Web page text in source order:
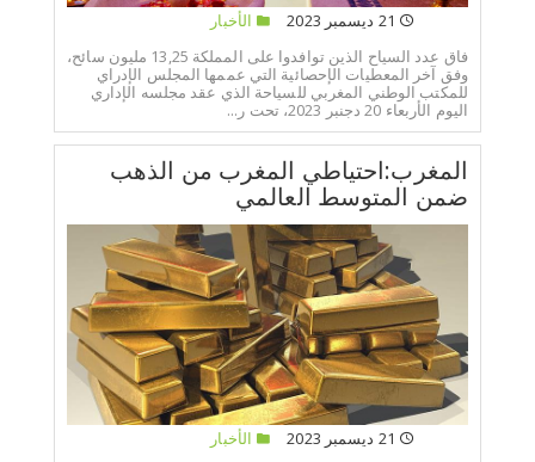
الأخبار
فاق عدد السياح الذين توافدوا على المملكة 13,25 مليون سائح،
وفق آخر المعطيات الإحصائية التي عممها المجلس الإدراي
للمكتب الوطني المغربي للسياحة الذي عقد مجلسه الإداري
اليوم الأربعاء 20 دجنبر 2023، تحت ر...
المغرب:احتياطي المغرب من الذهب
ضمن المتوسط العالمي
الأخبار